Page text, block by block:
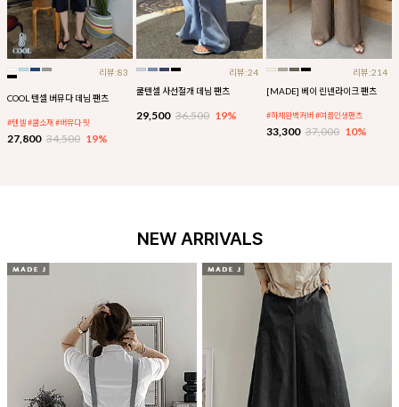
리뷰:83
COOL 텐셀 버뮤다 데님 팬츠
#텐셀 #쿨소재 #버뮤다 핏
27,800 34,500 19%
리뷰:24
쿨텐셀 사선절개 데님 팬츠
29,500 36,500 19%
리뷰:214
[MADE] 베이 린넨라이크 팬츠
#하체완벽커버 #여름인생팬츠
33,300 37,000 10%
NEW ARRIVALS